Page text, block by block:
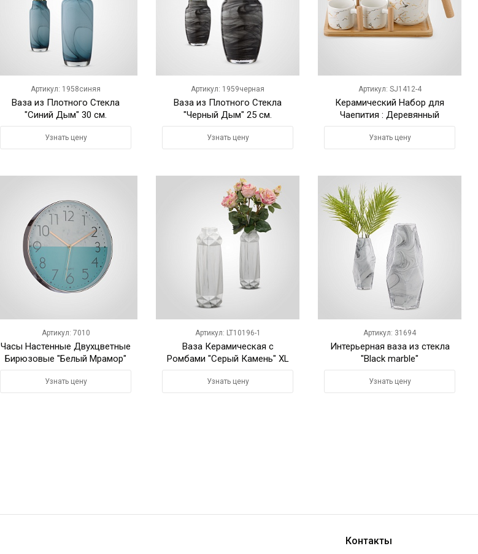
Артикул: 1958синяя
Ваза из Плотного Стекла
"Синий Дым" 30 см.
Узнать цену
Артикул: 1959черная
Ваза из Плотного Стекла
"Черный Дым" 25 см.
Узнать цену
Артикул: SJ1412-4
Керамический Набор для
Чаепития : Деревянный
Поднос,Чайник, 4 Кружки
"Мрамор"
Узнать цену
Артикул: 7010
Часы Настенные Двухцветные
Бирюзовые "Белый Мрамор"
30 см. (Полимер)
Узнать цену
Артикул: LT10196-1
Ваза Керамическая с
Ромбами "Серый Камень" XL
Узнать цену
Артикул: 31694
Интерьерная ваза из стекла
"Black marble"
Узнать цену
Контакты